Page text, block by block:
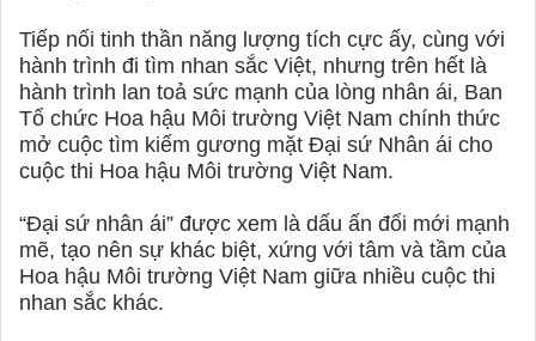
Tiếp nối tinh thần năng lượng tích cực ấy, cùng với
hành trình đi tìm nhan sắc Việt, nhưng trên hết là
hành trình lan toả sức mạnh của lòng nhân ái, Ban
Tổ chức Hoa hậu Môi trường Việt Nam chính thức
mở cuộc tìm kiếm gương mặt Đại sứ Nhân ái cho
cuộc thi Hoa hậu Môi trường Việt Nam.
“Đại sứ nhân ái” được xem là dấu ấn đổi mới mạnh
mẽ, tạo nên sự khác biệt, xứng với tâm và tầm của
Hoa hậu Môi trường Việt Nam giữa nhiều cuộc thi
nhan sắc khác.